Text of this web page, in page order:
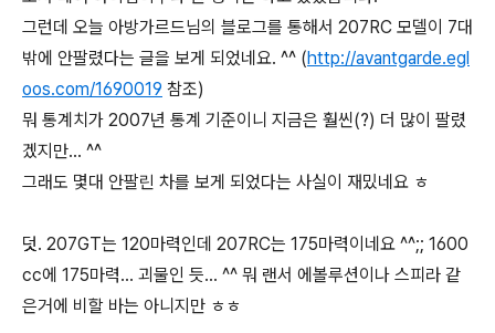
그런데 오늘 아방가르드님의 블로그를 통해서 207RC 모델이 7대
밖에 안팔렸다는 글을 보게 되었네요. ^^ (http://avantgarde.egl
oos.com/1690019 참조)
뭐 통계치가 2007년 통계 기준이니 지금은 훨씬(?) 더 많이 팔렸
겠지만... ^^
그래도 몇대 안팔린 차를 보게 되었다는 사실이 재밌네요 ㅎ
덧. 207GT는 120마력인데 207RC는 175마력이네요 ^^;; 1600
cc에 175마력... 괴물인 듯... ^^ 뭐 랜서 에볼루션이나 스피라 같
은거에 비할 바는 아니지만 ㅎㅎ